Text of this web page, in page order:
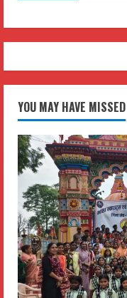
YOU MAY HAVE MISSED